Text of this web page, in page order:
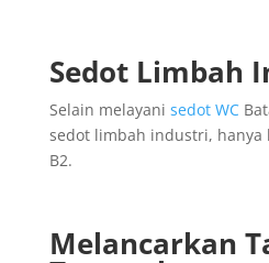
Sedot Limbah
Selain melayani sedot WC
sedot limbah industri, hanya
B2.
Melancarkan